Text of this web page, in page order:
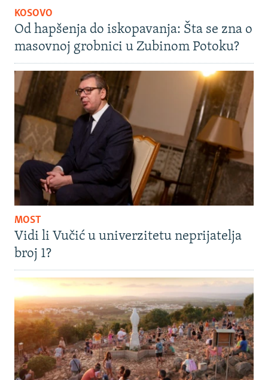
KOSOVO
Od hapšenja do iskopavanja: Šta se zna o
masovnoj grobnici u Zubinom Potoku?
MOST
Vidi li Vučić u univerzitetu neprijatelja
broj 1?